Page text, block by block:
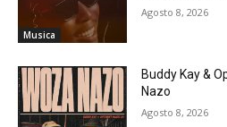
Musica
Agosto 8, 2026
Buddy Kay &
Nazo
Agosto 8, 2026